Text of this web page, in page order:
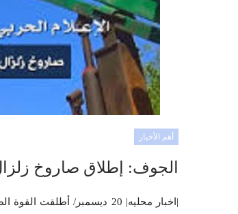
أهم الأخبار
الجوف: إطلاق صاروخ زلزال2 على تجمع للمنافقين من مرتزقة
|اخبار محليه| 20 ديسمبر/